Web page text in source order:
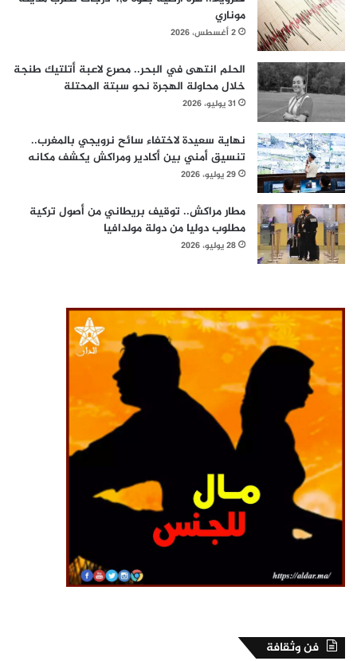
موناري
2 أغسطس، 2026
الحلم انتهى في البحر.. مصرع لاعبة أتلتيك طنجة
خلال محاولة الهجرة نحو سبتة المحتلة
31 يوليو، 2026
نهاية سعيدة لاختفاء سائح نرويجي بالمغرب..
تنسيق أمني بين أكادير ومراكش يكشف مكانه
29 يوليو، 2026
مطار مراكش.. توقيف بريطاني من أصول تركية
مطلوب دوليا من دولة مولدافيا
28 يوليو، 2026
فن وثقافة